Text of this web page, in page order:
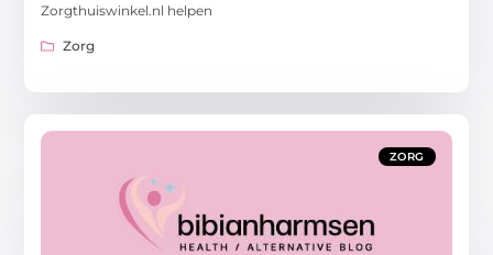
Zorgthuiswinkel.nl helpen
Zorg
ZORG